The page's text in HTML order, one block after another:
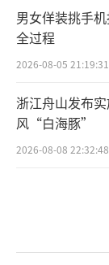
男女佯装挑手
全过程
2026-08-05 21:19:31
浙江舟山发布
风“白海豚”
2026-08-08 22:32:48